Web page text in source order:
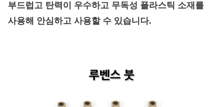
부드럽고 탄력이 우수하고 무독성 플라스틱 소재를
사용해 안심하고 사용할 수 있습니다.